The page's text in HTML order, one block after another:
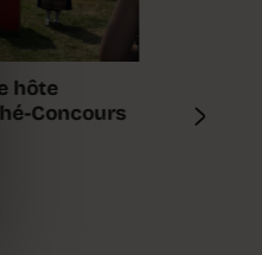
hôte
Concours